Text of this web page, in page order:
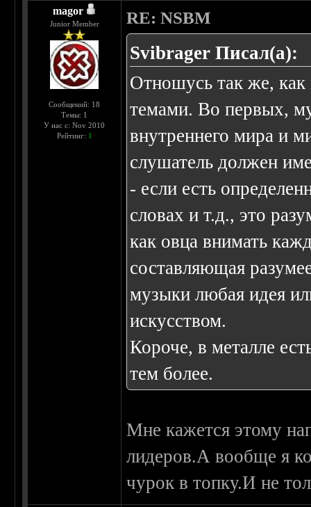
magor
Junior Member
Сообщений: 18
Темы: 1
У нас с: Nov 2010
Рейтинг: 1
RE: NSBM
Svibrager Писал(а):
Отношусь так же,
темами. Во первых,
внутреннего мира и
слушатель должен
- если есть
словах и т.д., это
как овца внимать
составляющая
музыки любая идея
искусством.
Короче, в металле
тем более.
Мне кажется этому
лидеров.А вообще я
чурок в топку.И не